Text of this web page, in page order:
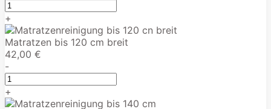
+
Matratzen bis 120 cm breit
42,00 €
-
+